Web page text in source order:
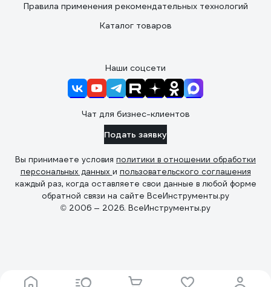
Правила применения рекомендательных технологий
Каталог товаров
Наши соцсети
Чат для бизнес-клиентов
Подать заявку
Вы принимаете условия политики в отношении обработки
персональных данных и пользовательского соглашения
каждый раз, когда оставляете свои данные в любой форме
обратной связи на сайте ВсеИнструменты.ру
© 2006 — 2026. ВсеИнструменты.ру